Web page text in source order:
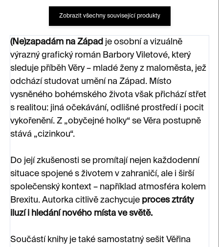
Zobrazit všechny související produkty
(Ne)zapadám na Západ je osobní a vizuálně
výrazný grafický román Barbory Viletové, který
sleduje příběh Věry – mladé ženy z maloměsta, jež
odchází studovat umění na Západ. Místo
vysněného bohémského života však přichází střet
s realitou: jiná očekávání, odlišné prostředí i pocit
vykořenění. Z „obyčejné holky“ se Věra postupně
stává „cizinkou“.
Do její zkušenosti se promítají nejen každodenní
situace spojené s životem v zahraničí, ale i širší
společenský kontext – například atmosféra kolem
Brexitu. Autorka citlivě zachycuje proces ztráty
iluzí i hledání nového místa ve světě.
Součástí knihy je také samostatný sešit Věřina